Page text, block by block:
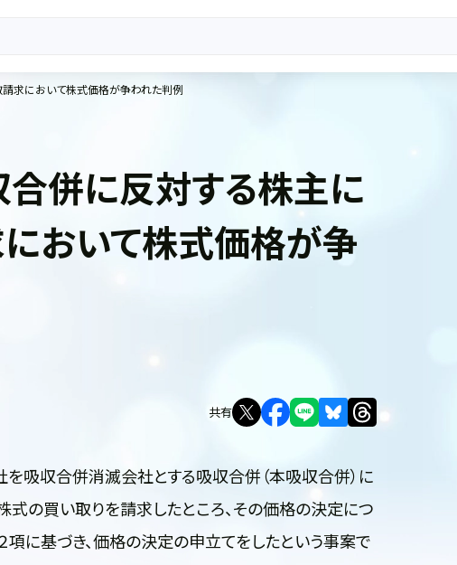
求において株式価格が争われた判例
併に反対する株主に
おいて株式価格が争
共有
吸収合併消滅会社とする吸収合併（本吸収合併）に
式の買い取りを請求したところ、その価格の決定につ
項に基づき、価格の決定の申立てをしたという事案で